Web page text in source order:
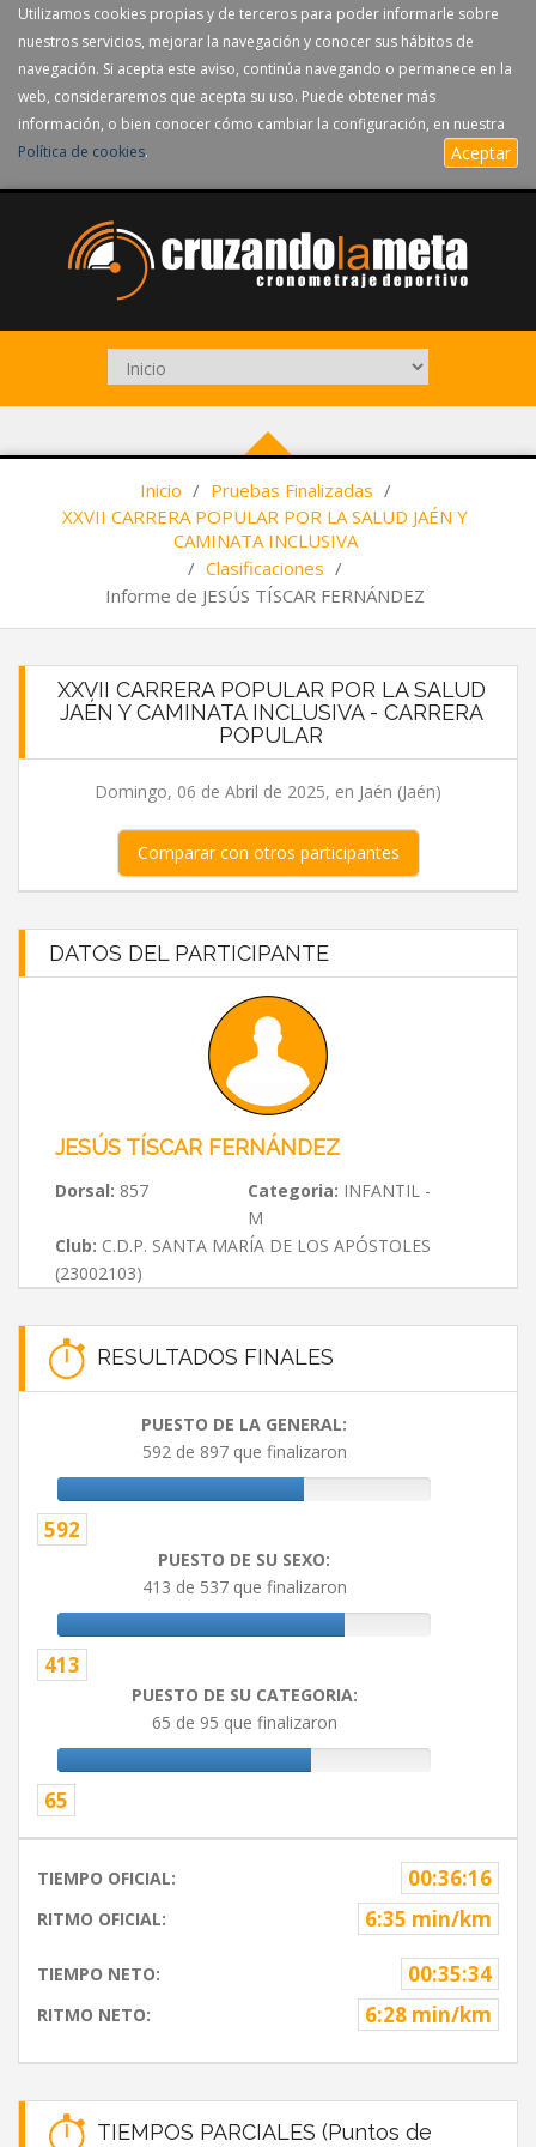
Utilizamos cookies propias y de terceros para poder informarle sobre
nuestros servicios, mejorar la navegación y conocer sus hábitos de
navegación. Si acepta este aviso, continúa navegando o permanece en la
web, consideraremos que acepta su uso. Puede obtener más
información, o bien conocer cómo cambiar la configuración, en nuestra
Política de cookies. Aceptar
Inicio / Pruebas Finalizadas /
XXVII CARRERA POPULAR POR LA SALUD JAÉN Y
CAMINATA INCLUSIVA
/ Clasificaciones /
Informe de JESÚS TÍSCAR FERNÁNDEZ
XXVII CARRERA POPULAR POR LA SALUD
JAÉN Y CAMINATA INCLUSIVA - CARRERA
POPULAR
Domingo, 06 de Abril de 2025, en Jaén (Jaén)
Comparar con otros participantes
DATOS DEL PARTICIPANTE
JESÚS TÍSCAR FERNÁNDEZ
Dorsal: 857 Categoria: INFANTIL -
M
Club: C.D.P. SANTA MARÍA DE LOS APÓSTOLES
(23002103)
RESULTADOS FINALES
PUESTO DE LA GENERAL:
592 de 897 que finalizaron
592
PUESTO DE SU SEXO:
413 de 537 que finalizaron
413
PUESTO DE SU CATEGORIA:
65 de 95 que finalizaron
65
TIEMPO OFICIAL: 00:36:16
RITMO OFICIAL: 6:35 min/km
TIEMPO NETO: 00:35:34
RITMO NETO: 6:28 min/km
TIEMPOS PARCIALES (Puntos de